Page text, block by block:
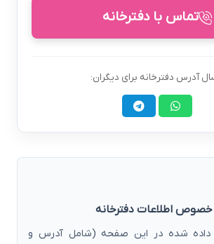
تماس با دفترخانه
آدرس دفترخانه برای دیگران:
خصوص اطلاعات دفترخانه
داده شده در این صفحه (شامل آدرس و